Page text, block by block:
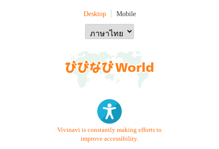
Desktop Mobile
Vivinavi is constantly making efforts to
improve accessibility.